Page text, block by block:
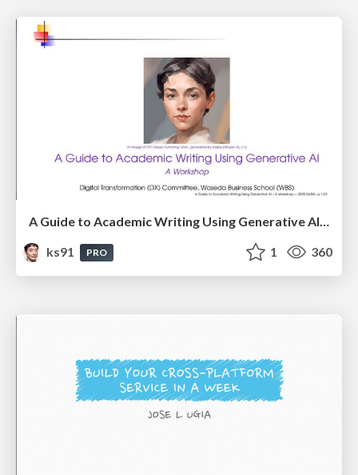
A Guide to Academic Writing Using Generative AI - A Workshop
ks91
PRO 1 360